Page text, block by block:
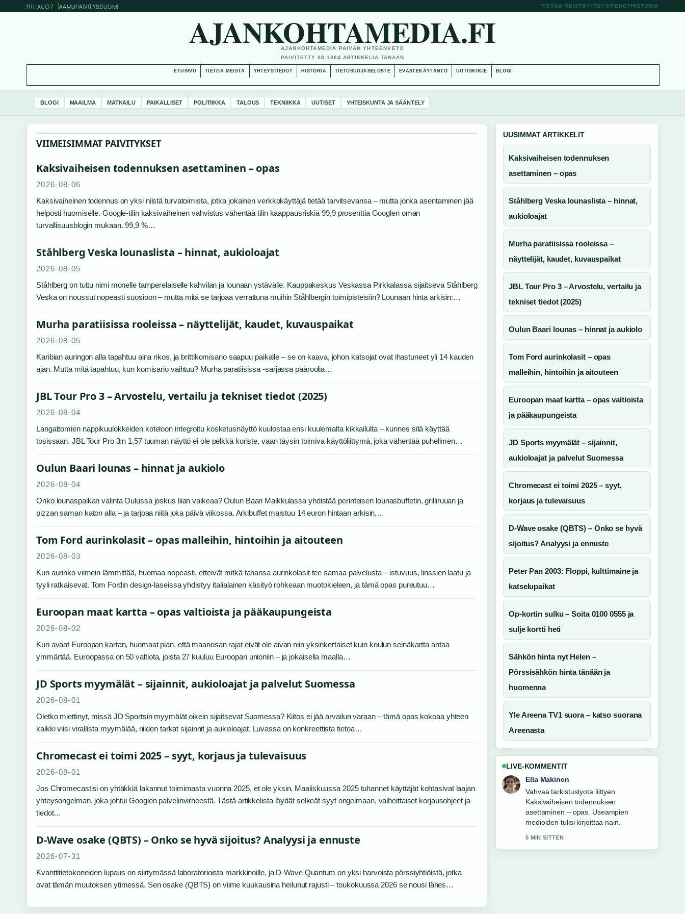
FRI, AUG 7 AAMUPAIVITYSSUOMI TIETOA MEISTÄYHTEYSTIEDOTHISTORIA
AJANKOHTAMEDIA.FI
AJANKOHTAMEDIA PAIVAN YHTEENVETO
PAIVITETTY 08:1364 ARTIKKELIA TANAAN
ETUSIVU TIETOA MEISTÄ YHTEYSTIEDOT HISTORIA TIETOSUOJASELOSTE EVÄSTEKÄYTÄNTÖ UUTISKIRJE BLOGI
BLOGI MAAILMA MATKAILU PAIKALLISET POLITIIKKA TALOUS TEKNIIKKA UUTISET YHTEISKUNTA JA SÄÄNTELY
VIIMEISIMMAT PAIVITYKSET
Kaksivaiheisen todennuksen asettaminen – opas
2026-08-06
Kaksivaiheinen todennus on yksi niistä turvatoimista, jotka jokainen verkkokäyttäjä tietää tarvitsevansa – mutta jonka asentaminen jää
helposti huomiselle. Google-tilin kaksivaiheinen vahvistus vähentää tilin kaappausriskiä 99,9 prosenttia Googlen oman
turvallisuusblogin mukaan. 99,9 %…
Ståhlberg Veska lounaslista – hinnat, aukioloajat
2026-08-05
Ståhlberg on tuttu nimi monelle tamperelaiselle kahvilan ja lounaan ystävälle. Kauppakeskus Veskassa Pirkkalassa sijaitseva Ståhlberg
Veska on noussut nopeasti suosioon – mutta mitä se tarjoaa verrattuna muihin Ståhlbergin toimipisteisiin? Lounaan hinta arkisin:…
Murha paratiisissa rooleissa – näyttelijät, kaudet, kuvauspaikat
2026-08-05
Karibian auringon alla tapahtuu aina rikos, ja brittikomisario saapuu paikalle – se on kaava, johon katsojat ovat ihastuneet yli 14 kauden
ajan. Mutta mitä tapahtuu, kun komisario vaihtuu? Murha paratiisissa -sarjassa pääroolia…
JBL Tour Pro 3 – Arvostelu, vertailu ja tekniset tiedot (2025)
2026-08-04
Langattomien nappikuulokkeiden koteloon integroitu kosketusnäyttö kuulostaa ensi kuulemalta kikkailulta – kunnes sitä käyttää
tosissaan. JBL Tour Pro 3:n 1,57 tuuman näyttö ei ole pelkkä koriste, vaan täysin toimiva käyttöliittymä, joka vähentää puhelimen…
Oulun Baari lounas – hinnat ja aukiolo
2026-08-04
Onko lounaspaikan valinta Oulussa joskus liian vaikeaa? Oulun Baari Maikkulassa yhdistää perinteisen lounasbuffetin, grilliruuan ja
pizzan saman katon alla – ja tarjoaa niitä joka päivä viikossa. Arkibuffet maistuu 14 euron hintaan arkisin,…
Tom Ford aurinkolasit – opas malleihin, hintoihin ja aitouteen
2026-08-03
Kun aurinko viimein lämmittää, huomaa nopeasti, etteivät mitkä tahansa aurinkolasit tee samaa palvelusta – istuvuus, linssien laatu ja
tyyli ratkaisevat. Tom Fordin design-laseissa yhdistyy italialainen käsityö rohkeaan muotokieleen, ja tämä opas pureutuu…
Euroopan maat kartta – opas valtioista ja pääkaupungeista
2026-08-02
Kun avaat Euroopan kartan, huomaat pian, että maanosan rajat eivät ole aivan niin yksinkertaiset kuin koulun seinäkartta antaa
ymmärtää. Euroopassa on 50 valtiota, joista 27 kuuluu Euroopan unioniin – ja jokaisella maalla…
JD Sports myymälät – sijainnit, aukioloajat ja palvelut Suomessa
2026-08-01
Oletko miettinyt, missä JD Sportsin myymälät oikein sijaitsevat Suomessa? Kiitos ei jää arvailun varaan – tämä opas kokoaa yhteen
kaikki viisi virallista myymälää, niiden tarkat sijainnit ja aukioloajat. Luvassa on konkreettista tietoa…
Chromecast ei toimi 2025 – syyt, korjaus ja tulevaisuus
2026-08-01
Jos Chromecastisi on yhtäkkiä lakannut toimimasta vuonna 2025, et ole yksin. Maaliskuussa 2025 tuhannet käyttäjät kohtasivat laajan
yhteysongelman, joka johtui Googlen palvelinvirheestä. Tästä artikkelista löydät selkeät syyt ongelmaan, vaiheittaiset korjausohjeet ja
tiedot…
D-Wave osake (QBTS) – Onko se hyvä sijoitus? Analyysi ja ennuste
2026-07-31
Kvanttitietokoneiden lupaus on siirtymässä laboratorioista markkinoille, ja D-Wave Quantum on yksi harvoista pörssiyhtiöistä, jotka
ovat tämän muutoksen ytimessä. Sen osake (QBTS) on viime kuukausina heilunut rajusti – toukokuussa 2026 se nousi lähes…
UUSIMMAT ARTIKKELIT
Kaksivaiheisen todennuksen
asettaminen – opas
Ståhlberg Veska lounaslista – hinnat,
aukioloajat
Murha paratiisissa rooleissa –
näyttelijät, kaudet, kuvauspaikat
JBL Tour Pro 3 – Arvostelu, vertailu ja
tekniset tiedot (2025)
Oulun Baari lounas – hinnat ja aukiolo
Tom Ford aurinkolasit – opas
malleihin, hintoihin ja aitouteen
Euroopan maat kartta – opas valtioista
ja pääkaupungeista
JD Sports myymälät – sijainnit,
aukioloajat ja palvelut Suomessa
Chromecast ei toimi 2025 – syyt,
korjaus ja tulevaisuus
D-Wave osake (QBTS) – Onko se hyvä
sijoitus? Analyysi ja ennuste
Peter Pan 2003: Floppi, kulttimaine ja
katselupaikat
Op-kortin sulku – Soita 0100 0555 ja
sulje kortti heti
Sähkön hinta nyt Helen –
Pörssisähkön hinta tänään ja
huomenna
Yle Areena TV1 suora – katso suorana
Areenasta
LIVE-KOMMENTIT
Ella Makinen
Vahvaa tarkistustyota liittyen
Kaksivaiheisen todennuksen
asettaminen – opas. Useampien
medioiden tulisi kirjoittaa nain.
5 MIN SITTEN